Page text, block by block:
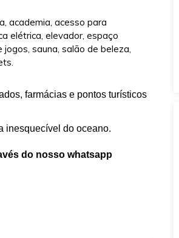
academia, acesso para
elétrica, elevador, espaço
sauna, salão de beleza,
farmácias e pontos turísticos
inesquecível do oceano.
do nosso whatsapp